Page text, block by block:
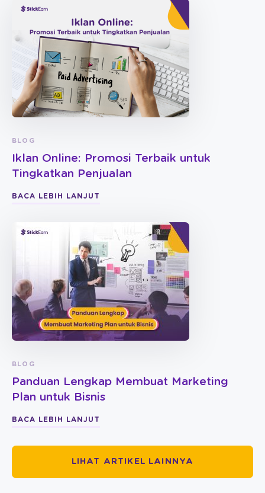
BLOG
Iklan Online: Promosi Terbaik untuk
Tingkatkan Penjualan
BACA LEBIH LANJUT
BLOG
Panduan Lengkap Membuat Marketing
Plan untuk Bisnis
BACA LEBIH LANJUT
LIHAT ARTIKEL LAINNYA